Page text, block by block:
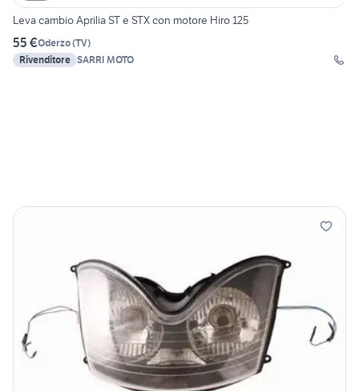
Leva cambio Aprilia ST e STX con motore Hiro 125
55 €Oderzo(TV)
Rivenditore SARRI MOTO